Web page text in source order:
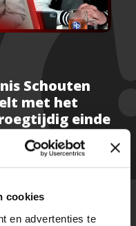
cookies
en advertenties te
Schouten
met het
einde